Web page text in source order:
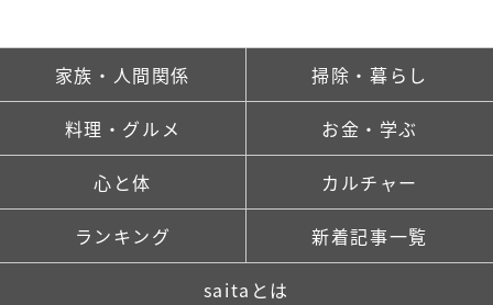
家族・人間関係 掃除・暮らし
料理・グルメ お金・学ぶ
心と体 カルチャー
ランキング 新着記事一覧
saitaとは